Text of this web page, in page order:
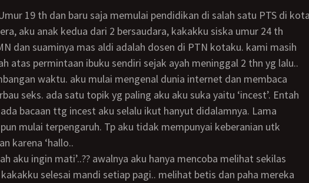
aku anak kedua dari 2 bersaudara, kakakku siska umur 24 th
dan suaminya mas aldi adalah dosen di PTN kotaku. kami masih
atas permintaan ibuku sendiri sejak ayah meninggal 2 thn yg lalu..
seks. ada satu topik yg paling aku aku suka yaitu ‘incest’. Entah
bacaan ttg incest aku selalu ikut hanyut didalamnya. Lama
mulai terpengaruh. Tp aku tidak mempunyai keberanian utk
karena ‘hallo..
selesai mandi setiap pagi.. melihat betis dan paha mereka